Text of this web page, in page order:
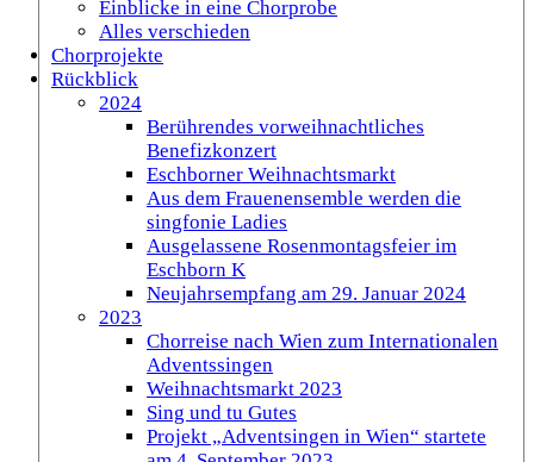
Einblicke in eine Chorprobe
Alles verschieden
Chorprojekte
Rückblick
2024
Berührendes vorweihnachtliches
Benefizkonzert
Eschborner Weihnachtsmarkt
Aus dem Frauenensemble werden die
singfonie Ladies
Ausgelassene Rosenmontagsfeier im
Eschborn K
Neujahrsempfang am 29. Januar 2024
2023
Chorreise nach Wien zum Internationalen
Adventssingen
Weihnachtsmarkt 2023
Sing und tu Gutes
Projekt „Adventsingen in Wien“ startete